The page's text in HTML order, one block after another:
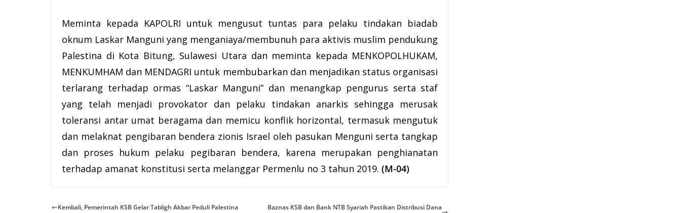
Meminta kepada KAPOLRI untuk mengusut tuntas para pelaku tindakan biadab
oknum Laskar Manguni yang menganiaya/membunuh para aktivis muslim pendukung
Palestina di Kota Bitung, Sulawesi Utara dan meminta kepada MENKOPOLHUKAM,
MENKUMHAM dan MENDAGRI untuk membubarkan dan menjadikan status organisasi
terlarang terhadap ormas “Laskar Manguni” dan menangkap pengurus serta staf
yang telah menjadi provokator dan pelaku tindakan anarkis sehingga merusak
toleransi antar umat beragama dan memicu konflik horizontal, termasuk mengutuk
dan melaknat pengibaran bendera zionis Israel oleh pasukan Menguni serta tangkap
dan proses hukum pelaku pegibaran bendera, karena merupakan penghianatan
terhadap amanat konstitusi serta melanggar Permenlu no 3 tahun 2019. (M-04)
Kembali, Pemerintah KSB Gelar Tabligh Akbar Peduli Palestina
Baznas KSB dan Bank NTB Syariah Pastikan Distribusi Dana